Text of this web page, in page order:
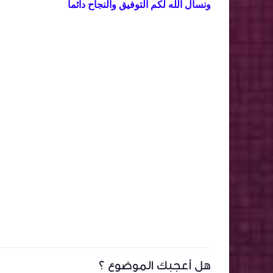
ونسأل الله لكم التوفيق والنجاح دائماً
هل أعجبك الموضوع ؟